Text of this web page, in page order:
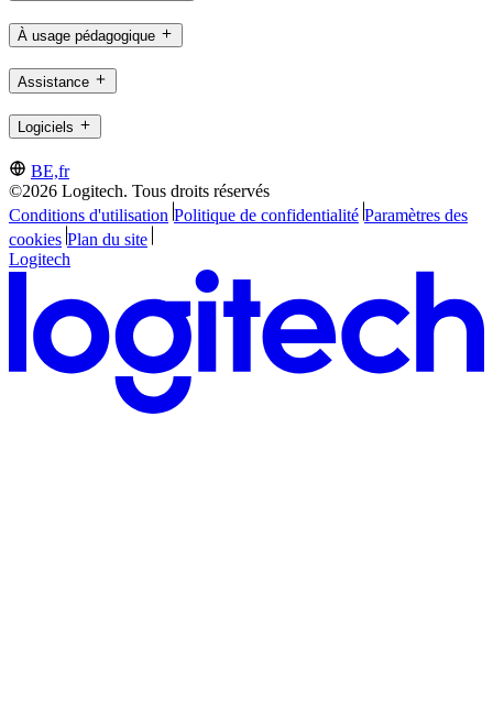
À usage pédagogique
Assistance
Logiciels
BE,fr
©2026 Logitech. Tous droits réservés
Conditions d'utilisation Politique de confidentialité Paramètres des
cookies Plan du site
Logitech